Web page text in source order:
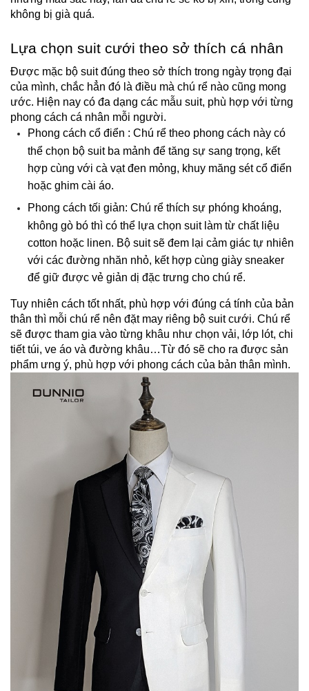
không bị già quá.
Lựa chọn suit cưới theo sở thích cá nhân
Được mặc bộ suit đúng theo sở thích trong ngày trọng đại
của mình, chắc hẳn đó là điều mà chú rể nào cũng mong
ước. Hiện nay có đa dạng các mẫu suit, phù hợp với từng
phong cách cá nhân mỗi người.
Phong cách cổ điển : Chú rể theo phong cách này có
thể chọn bộ suit ba mảnh để tăng sự sang trọng, kết
hợp cùng với cà vạt đen mỏng, khuy măng sét cổ điển
hoặc ghim cài áo.
Phong cách tối giản: Chú rể thích sự phóng khoáng,
không gò bó thì có thể lựa chọn suit làm từ chất liệu
cotton hoặc linen. Bộ suit sẽ đem lại cảm giác tự nhiên
với các đường nhăn nhỏ, kết hợp cùng giày sneaker
để giữ được vẻ giản dị đặc trưng cho chú rể.
Tuy nhiên cách tốt nhất, phù hợp với đúng cá tính của bản
thân thì mỗi chú rể nên đặt may riêng bộ suit cưới. Chú rể
sẽ được tham gia vào từng khâu như chọn vải, lớp lót, chi
tiết túi, ve áo và đường khâu…Từ đó sẽ cho ra được sản
phẩm ưng ý, phù hợp với phong cách của bản thân mình.